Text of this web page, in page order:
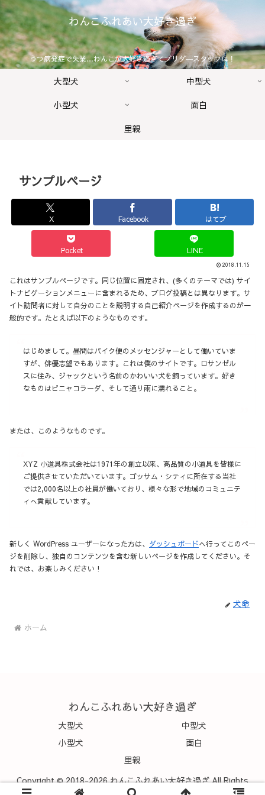
わんこふれあい大好き過ぎ
うつ病発症で失業…わんこが大好き過ぎてブリダ―スタッフに！
大型犬
中型犬
小型犬
面白
里親
サンプルページ
X Facebook はてブ
Pocket LINE
2018.11.15
これはサンプルページです。同じ位置に固定され、(多くのテーマでは) サイ
トナビゲーションメニューに含まれるため、ブログ投稿とは異なります。サ
イト訪問者に対して自分のことを説明する自己紹介ページを作成するのが一
般的です。たとえば以下のようなものです。
はじめまして。昼間はバイク便のメッセンジャーとして働いていま
すが、俳優志望でもあります。これは僕のサイトです。ロサンゼル
スに住み、ジャックという名前のかわいい犬を飼っています。好き
なものはピニャコラーダ、そして通り雨に濡れること。
または、このようなものです。
XYZ 小道具株式会社は1971年の創立以来、高品質の小道具を皆様に
ご提供させていただいています。ゴッサム・シティに所在する当社
では2,000名以上の社員が働いており、様々な形で地域のコミュニテ
ィへ貢献しています。
新しく WordPress ユーザーになった方は、 ダッシュボードへ行ってこのペー
ジを削除し、独自のコンテンツを含む新しいページを作成してください。そ
れでは、お楽しみください !
犬命
ホーム
わんこふれあい大好き過ぎ
大型犬
中型犬
小型犬
面白
里親
Copyright © 2018-2026 わんこふれあい大好き過ぎ All Rights